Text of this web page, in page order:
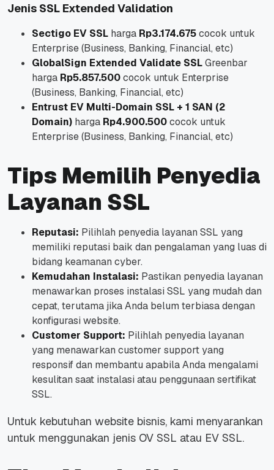
Jenis SSL Extended Validation
Sectigo EV SSL harga Rp3.174.675cocok untuk
Enterprise (Business, Banking, Financial, etc)
GlobalSign Extended Validate SSLGreenbar
harga Rp5.857.500cocok untuk Enterprise
(Business, Banking, Financial, etc)
Entrust EV Multi-Domain SSL + 1 SAN (2
Domain) harga Rp4.900.500cocok untuk
Enterprise (Business, Banking, Financial, etc)
Tips Memilih Penyedia
Layanan SSL
Reputasi: Pilihlah penyedia layanan SSL yang
memiliki reputasi baik dan pengalaman yang luas di
bidang keamanan cyber.
Kemudahan Instalasi: Pastikan penyedia layanan
menawarkan proses instalasi SSL yang mudah dan
cepat, terutama jika Anda belum terbiasa dengan
konfigurasi website.
Customer Support: Pilihlah penyedia layanan
yang menawarkan customer support yang
responsif dan membantu apabila Anda mengalami
kesulitan saat instalasi atau penggunaan sertifikat
SSL.
Untuk kebutuhan website bisnis, kami menyarankan
untuk menggunakan jenis OV SSL atau EV SSL.